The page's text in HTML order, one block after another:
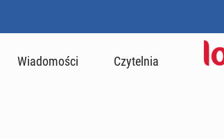
Wiadomości Czytelnia